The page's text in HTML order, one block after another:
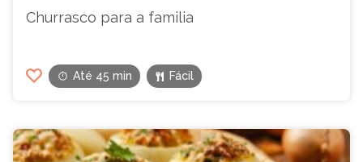
Churrasco para a familia
Até 45 min Fácil